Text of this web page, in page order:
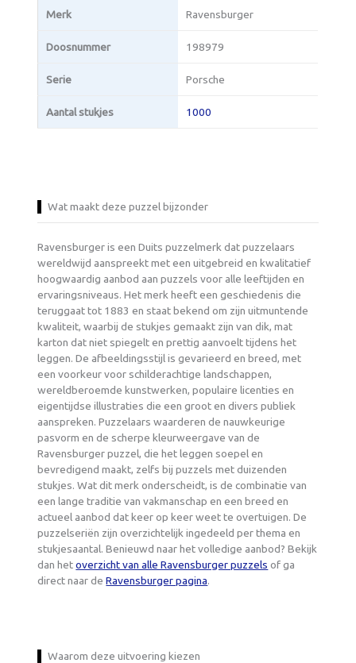
Merk Ravensburger
Doosnummer 198979
Serie Porsche
Aantal stukjes 1000
Wat maakt deze puzzel bijzonder
Ravensburger is een Duits puzzelmerk dat puzzelaars
wereldwijd aanspreekt met een uitgebreid en kwalitatief
hoogwaardig aanbod aan puzzels voor alle leeftijden en
ervaringsniveaus. Het merk heeft een geschiedenis die
teruggaat tot 1883 en staat bekend om zijn uitmuntende
kwaliteit, waarbij de stukjes gemaakt zijn van dik, mat
karton dat niet spiegelt en prettig aanvoelt tijdens het
leggen. De afbeeldingsstijl is gevarieerd en breed, met
een voorkeur voor schilderachtige landschappen,
wereldberoemde kunstwerken, populaire licenties en
eigentijdse illustraties die een groot en divers publiek
aanspreken. Puzzelaars waarderen de nauwkeurige
pasvorm en de scherpe kleurweergave van de
Ravensburger puzzel, die het leggen soepel en
bevredigend maakt, zelfs bij puzzels met duizenden
stukjes. Wat dit merk onderscheidt, is de combinatie van
een lange traditie van vakmanschap en een breed en
actueel aanbod dat keer op keer weet te overtuigen. De
puzzelseriën zijn overzichtelijk ingedeeld per thema en
stukjesaantal. Benieuwd naar het volledige aanbod? Bekijk
dan hetoverzicht van alle Ravensburger puzzels of ga
direct naar deRavensburger pagina.
Waarom deze uitvoering kiezen